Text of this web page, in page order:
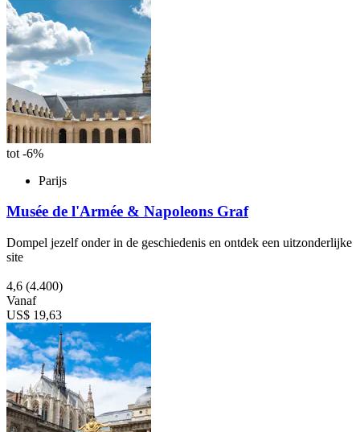
tot -6%
Parijs
Musée de l'Armée & Napoleons Graf
Dompel jezelf onder in de geschiedenis en ontdek een uitzonderlijke
site
4,6 (4.400)
Vanaf
US$ 19,63